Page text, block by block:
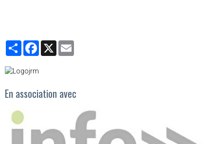
PartagerFacebook
X
En association avec